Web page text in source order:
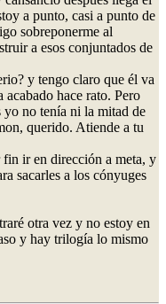
a punto, casi a punto de
sobreponerme al
a esos conjuntados de
y tengo claro que él va
hace rato. Pero
yo no tenía ni la mitad de
querido. Atiende a tu
fin ir en dirección a meta, y
sacarles a los cónyuges
otra vez y no estoy en
y hay trilogía lo mismo